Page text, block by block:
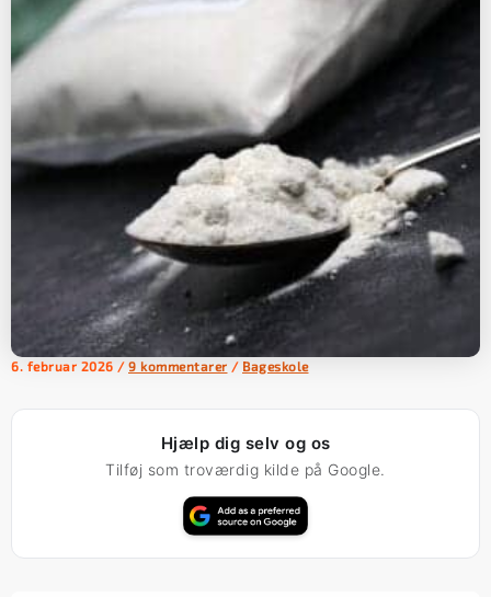
d
e
6. februar 2026 / 9 kommentarer / Bageskole
Hjælp dig selv og os
Tilføj som troværdig kilde på Google.